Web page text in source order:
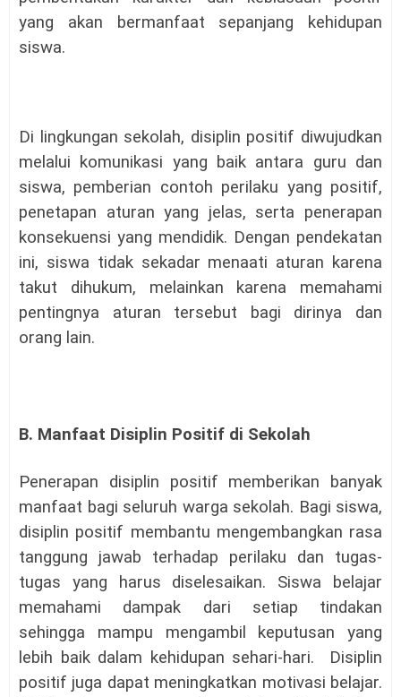
yang akan bermanfaat sepanjang kehidupan
siswa.
Di lingkungan sekolah, disiplin positif diwujudkan
melalui komunikasi yang baik antara guru dan
siswa, pemberian contoh perilaku yang positif,
penetapan aturan yang jelas, serta penerapan
konsekuensi yang mendidik. Dengan pendekatan
ini, siswa tidak sekadar menaati aturan karena
takut dihukum, melainkan karena memahami
pentingnya aturan tersebut bagi dirinya dan
orang lain.
B. Manfaat Disiplin Positif di Sekolah
Penerapan disiplin positif memberikan banyak
manfaat bagi seluruh warga sekolah. Bagi siswa,
disiplin positif membantu mengembangkan rasa
tanggung jawab terhadap perilaku dan tugas-
tugas yang harus diselesaikan. Siswa belajar
memahami dampak dari setiap tindakan
sehingga mampu mengambil keputusan yang
lebih baik dalam kehidupan sehari-hari. Disiplin
positif juga dapat meningkatkan motivasi belajar.